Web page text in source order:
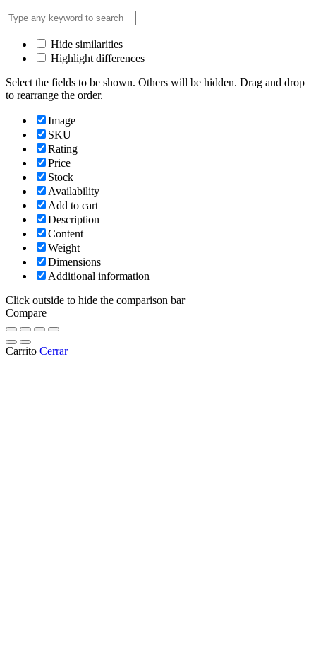
Hide similarities
Highlight differences
Select the fields to be shown. Others will be hidden. Drag and drop
to rearrange the order.
Image
SKU
Rating
Price
Stock
Availability
Add to cart
Description
Content
Weight
Dimensions
Additional information
Click outside to hide the comparison bar
Compare
Carrito Cerrar